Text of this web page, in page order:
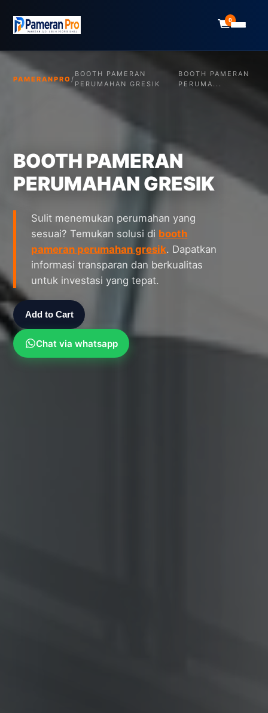
0
PAMERANPRO /
BOOTH PAMERAN
PERUMAHAN GRESIK
BOOTH PAMERAN
PERUMA...
BOOTH PAMERAN
PERUMAHAN GRESIK
Sulit menemukan perumahan yang
sesuai? Temukan solusi di booth
pameran perumahan gresik. Dapatkan
informasi transparan dan berkualitas
untuk investasi yang tepat.
Add to Cart
Chat via whatsapp